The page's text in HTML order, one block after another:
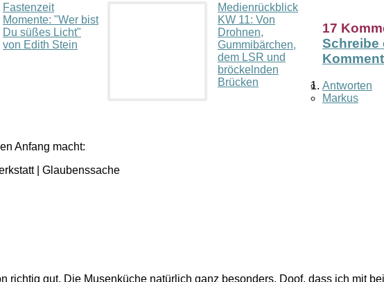
Fastenzeit
Momente: "Wer bist
Du süßes Licht"
von Edith Stein
Medienrückblick
KW 11: Von
Drohnen,
Gummibärchen,
dem LSR und
bröckelnden
Brücken
17
Schreibe
Antworten
Markus
Anfang macht:
| Glaubenssache
richtig gut. Die Musenküche natürlich ganz besonders. Doof, dass ich mit